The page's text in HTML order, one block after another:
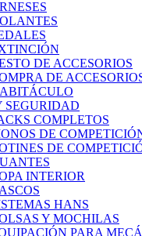
DE ACCESORIOS
DE
SEGURIDAD
COMPLETOS
DE
DE
INTERIOR
HANS
Y MOCHILAS
PARA